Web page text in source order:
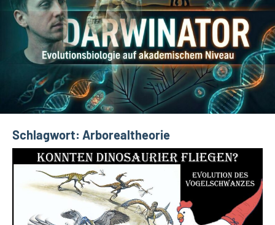
Schlagwort: Arborealtheorie